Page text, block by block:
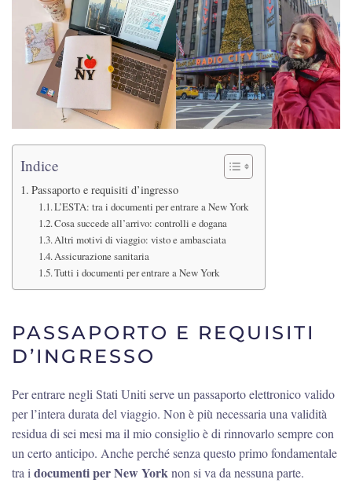
Indice
Passaporto e requisiti d’ingresso
L’ESTA: tra i documenti per entrare a New York
Cosa succede all’arrivo: controlli e dogana
Altri motivi di viaggio: visto e ambasciata
Assicurazione sanitaria
Tutti i documenti per entrare a New York
PASSAPORTO E REQUISITI
D’INGRESSO
Per entrare negli Stati Uniti serve un passaporto elettronico valido
per l’intera durata del viaggio. Non è più necessaria una validità
residua di sei mesi ma il mio consiglio è di rinnovarlo sempre con
un certo anticipo. Anche perché senza questo primo fondamentale
tra idocumenti per New Yorknon si va da nessuna parte.